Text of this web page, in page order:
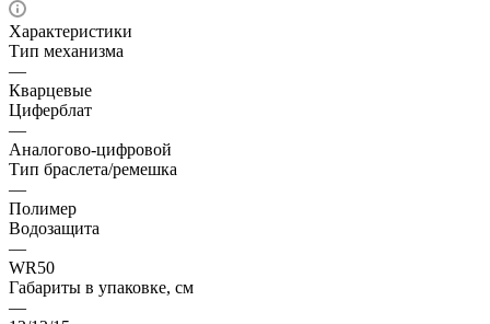
Характеристики
Тип механизма
—
Кварцевые
Циферблат
—
Аналогово-цифровой
Тип браслета/ремешка
—
Полимер
Водозащита
—
WR50
Габариты в упаковке, см
—